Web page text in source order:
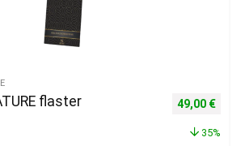
flaster
Izvorna
49,00 €
35%